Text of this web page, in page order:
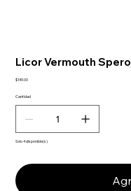
Licor Vermouth
Precio
$149.00
Cantidad
Solo 4 disponible(s)